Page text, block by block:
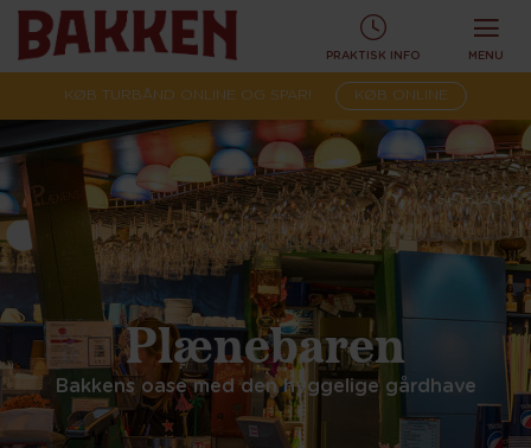
Plænebaren
Bakkens oase med den hyggelige gårdhave
PRAKTISK INFO MENU
KØB TURBÅND ONLINE OG SPAR! KØB ONLINE